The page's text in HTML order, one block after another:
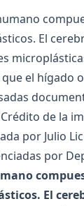
El